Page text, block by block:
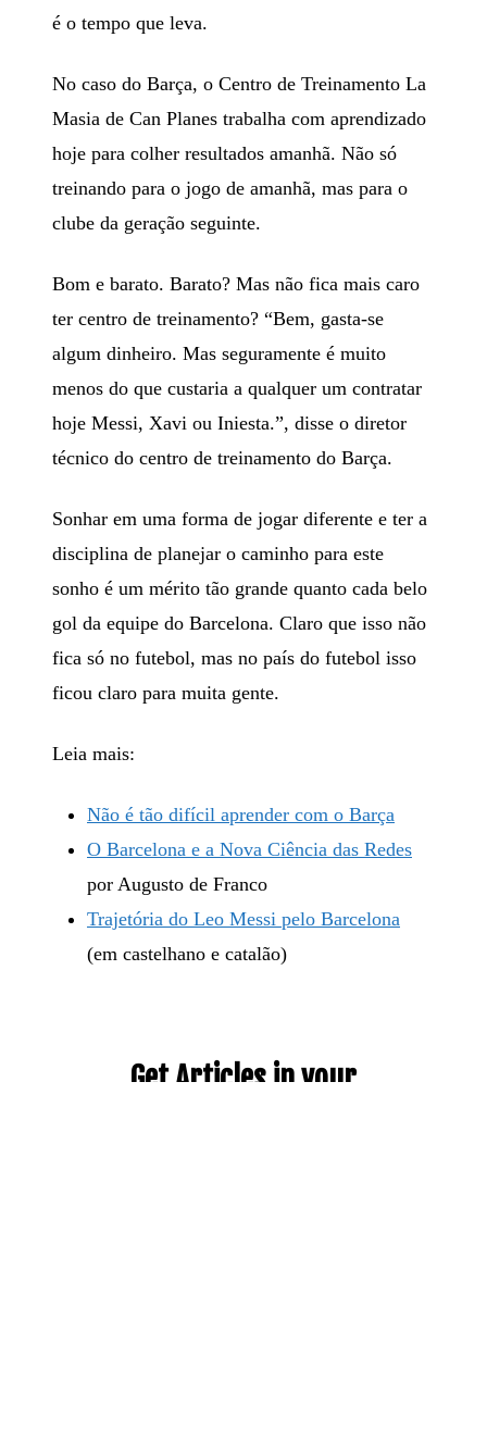
é o tempo que leva.
No caso do Barça, o Centro de Treinamento La
Masia de Can Planes trabalha com aprendizado
hoje para colher resultados amanhã. Não só
treinando para o jogo de amanhã, mas para o
clube da geração seguinte.
Bom e barato. Barato? Mas não fica mais caro
ter centro de treinamento? “Bem, gasta-se
algum dinheiro. Mas seguramente é muito
menos do que custaria a qualquer um contratar
hoje Messi, Xavi ou Iniesta.”, disse o diretor
técnico do centro de treinamento do Barça.
Sonhar em uma forma de jogar diferente e ter a
disciplina de planejar o caminho para este
sonho é um mérito tão grande quanto cada belo
gol da equipe do Barcelona. Claro que isso não
fica só no futebol, mas no país do futebol isso
ficou claro para muita gente.
Leia mais:
Não é tão difícil aprender com o Barça
O Barcelona e a Nova Ciência das Redes
por Augusto de Franco
Trajetória do Leo Messi pelo Barcelona
(em castelhano e catalão)